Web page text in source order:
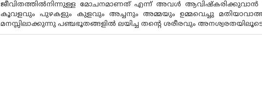
ജീവിതത്തിൽനിന്നുള്ള മോചനമാണത് എന്ന് അവൾ ആവിഷ്‌കരിക്കുവാൻ
കൂവളവും പുഴകളും കുളവും അച്ചനും അമ്മയും ഉമ്മവെച്ചു
മനസ്സിലാക്കുന്നു പഞ്ചഭൂതങ്ങളിൽ ലയിച്ച തൻ്റെ ശരീരവും അനശ്വരതയിലൂടെ